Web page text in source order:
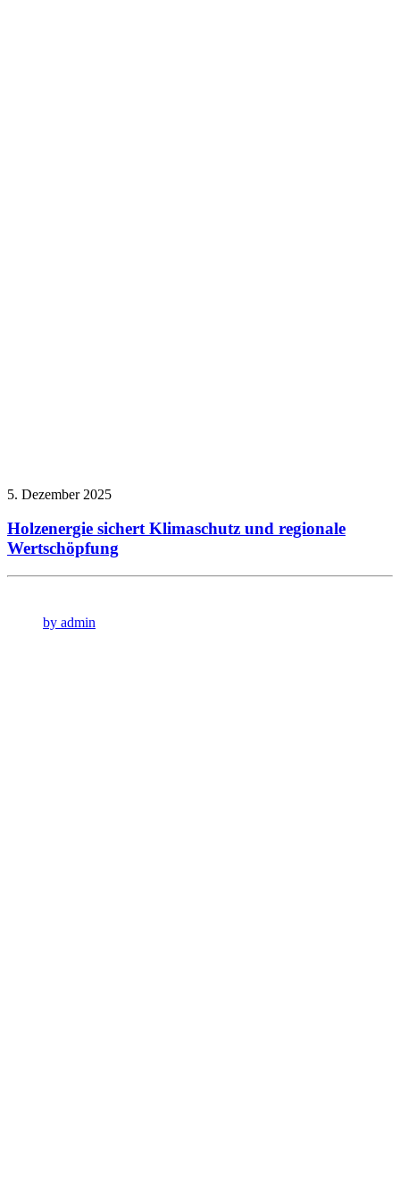
5. Dezember 2025
Holzenergie sichert Klimaschutz und regionale
Wertschöpfung
by admin